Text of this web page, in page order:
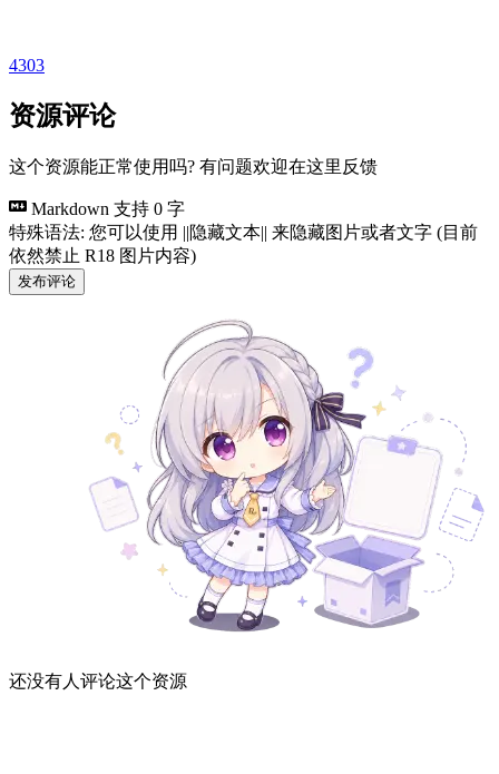
4303
资源评论
这个资源能正常使用吗? 有问题欢迎在这里反馈
Markdown 支持 0 字
特殊语法: 您可以使用 ||隐藏文本|| 来隐藏图片或者文字 (目前
依然禁止 R18 图片内容)
发布评论
还没有人评论这个资源